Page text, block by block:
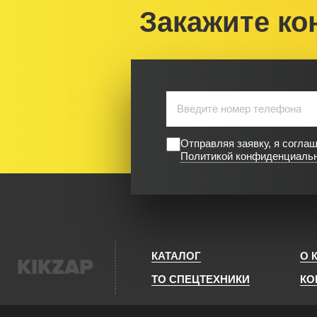
Закажите
Отправляя заявку, я
Политикой
KIKZAP КАТАЛОГ
О
ТО СПЕЦТЕХНИКИ